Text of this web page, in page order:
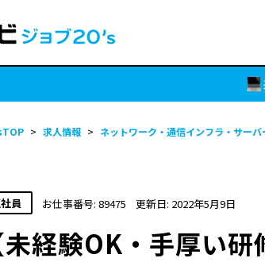
> 求人情報 > ネットワーク・通信インフラ・サー
員 お仕事番号: 89475 更新日: 2022年5月9日
未経験OK・手厚い